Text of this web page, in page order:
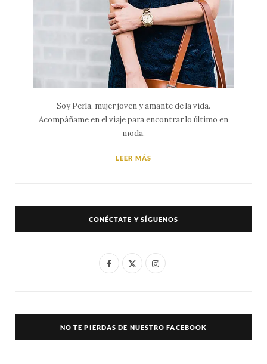
Soy Perla, mujer joven y amante de la vida.
Acompáñame en el viaje para encontrar lo último en
moda.
LEER MÁS
CONÉCTATE Y SÍGUENOS
F
e
X
w
I
t
NO TE PIERDAS DE NUESTRO FACEBOOK